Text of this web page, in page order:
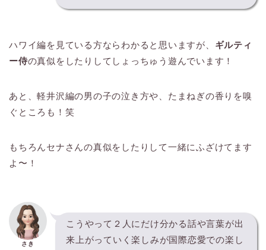
ハワイ編を見ている方ならわかると思いますが、 ギルティ
ー侍の真似をしたりしてしょっちゅう遊んでいます！
あと、軽井沢編の男の子の泣き方や、たまねぎの香りを嗅
ぐところも！笑
もちろんセナさんの真似をしたりして一緒にふざけてます
よ〜！
さき
こうやって２人にだけ分かる話や言葉が出
来上がっていく楽しみが国際恋愛での楽し